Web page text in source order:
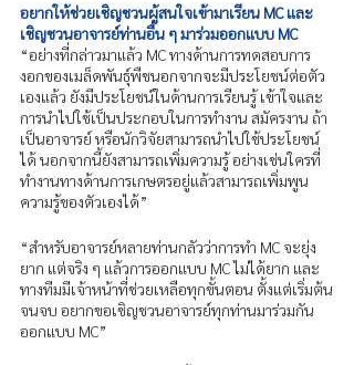
อยากให้ช่วยเชิญชวนผู้สนใจเข้ามาเรียน MC และ
เชิญชวนอาจารย์ท่านอื่น ๆ มาร่วมออกแบบ MC
“อย่างที่กล่าวมาแล้ว MC ทางด้านการทดสอบการ
งอกของเมล็ดพันธุ์พืชนอกจากจะมีประโยชน์ต่อตัว
เองแล้ว ยังมีประโยชน์ในด้านการเรียนรู้ เข้าใจและ
การนำไปใช้เป็นประกอบในการทำงาน สมัครงาน ถ้า
เป็นอาจารย์ หรือนักวิจัยสามารถนำไปใช้ประโยชน์
ได้ นอกจากนี้ยังสามารถเพิ่มความรู้ อย่างเช่นใครที่
ทำงานทางด้านการเกษตรอยู่แล้วสามารถเพิ่มพูน
ความรู้ของตัวเองได้”
“สำหรับอาจารย์หลายท่านกลัวว่าการทำ MC จะยุ่ง
ยาก แต่จริง ๆ แล้วการออกแบบ MC ไม่ได้ยาก และ
ทางทีมมีเจ้าหน้าที่ช่วยเหลือทุกขั้นตอน ตั้งแต่เริ่มต้น
จนจบ อยากขอเชิญชวนอาจารย์ทุกท่านมาร่วมกัน
ออกแบบ MC”